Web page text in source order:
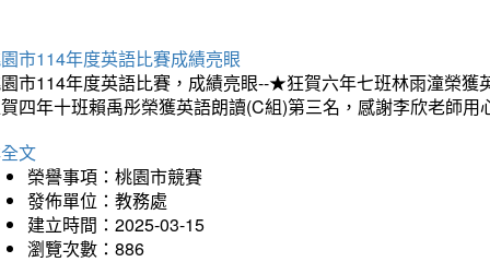
市114年度英語比賽成績亮眼
市114年度英語比賽，成績亮眼--★狂賀六年七班林雨潼榮
四年十班賴禹彤榮獲英語朗讀(C組)第三名，感謝李欣老師
文
榮譽事項：桃園市競賽
發佈單位：教務處
建立時間：2025-03-15
瀏覽次數：886